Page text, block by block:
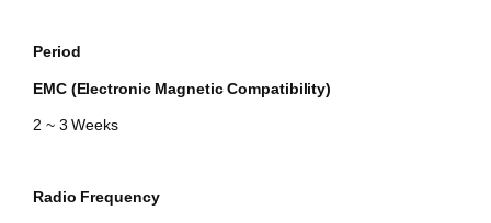
Period
EMC (Electronic Magnetic Compatibility)
2 ~ 3 Weeks
Radio Frequency